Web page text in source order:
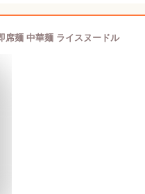
席麺 中華麺 ライスヌードル